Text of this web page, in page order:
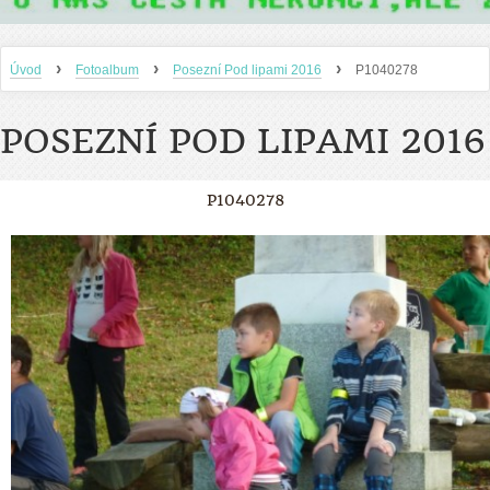
Úvod › Fotoalbum › Posezní Pod lipami 2016 › P1040278
POSEZNÍ POD LIPAMI 2016
P1040278